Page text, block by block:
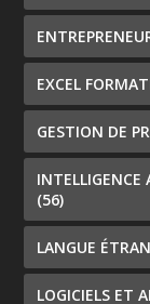
EXCEL
GESTION DE
INTELLIGENCE
(56)
LANGUE
LOGICIELS ET